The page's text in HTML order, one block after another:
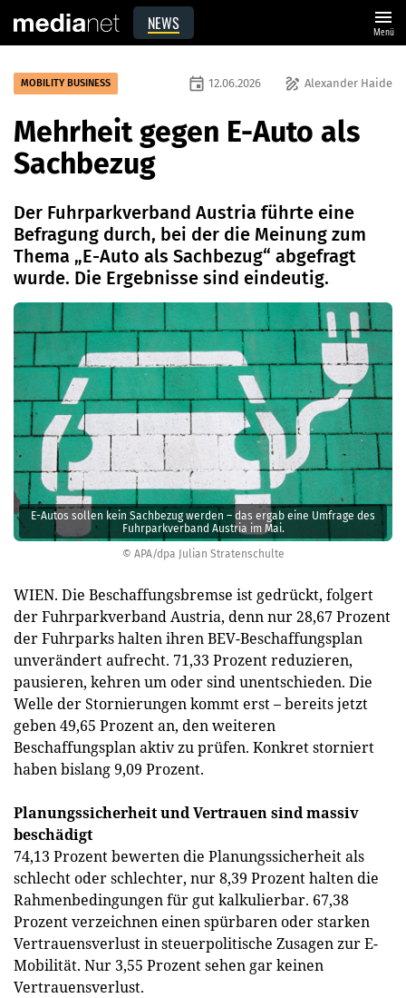
NEWS menu
Menü
© APA/dpa Julian Stratenschulte
E-Autos sollen kein Sachbezug werden – das ergab eine Umfrage des
Fuhrparkverband Austria im Mai.
MOBILITY BUSINESS draw Alexander Haide
event 12.06.2026
Mehrheit gegen E-Auto als
Sachbezug
Der Fuhrparkverband Austria führte eine
Befragung durch, bei der die Meinung zum
Thema „E-Auto als Sachbezug“ abgefragt
wurde. Die Ergebnisse sind eindeutig.
WIEN. Die Beschaffungsbremse ist gedrückt, folgert
der Fuhrparkverband Austria, denn nur 28,67 Prozent
der Fuhrparks halten ihren BEV-Beschaffungsplan
unverändert aufrecht. 71,33 Prozent reduzieren,
pausieren, kehren um oder sind unentschieden. Die
Welle der Stornierungen kommt erst – bereits jetzt
geben 49,65 Prozent an, den weiteren
Beschaffungsplan aktiv zu prüfen. Konkret storniert
haben bislang 9,09 Prozent.
Planungssicherheit und Vertrauen sind massiv
beschädigt
74,13 Prozent bewerten die Planungssicherheit als
schlecht oder schlechter, nur 8,39 Prozent halten die
Rahmenbedingungen für gut kalkulierbar. 67,38
Prozent verzeichnen einen spürbaren oder starken
Vertrauensverlust in steuerpolitische Zusagen zur E-
Mobilität. Nur 3,55 Prozent sehen gar keinen
Vertrauensverlust.